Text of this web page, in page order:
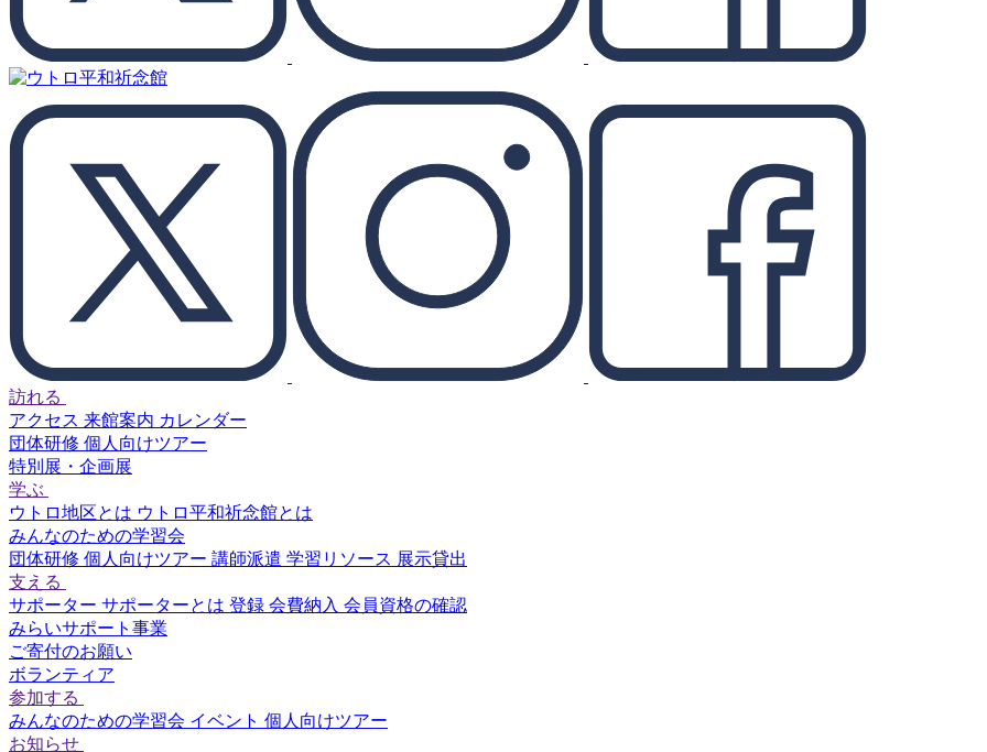
訪れる
アクセス 来館案内 カレンダー
団体研修 個人向けツアー
特別展・企画展
学ぶ
ウトロ地区とは ウトロ平和祈念館とは
みんなのための学習会
団体研修 個人向けツアー 講師派遣 学習リソース 展示貸出
支える
サポーター サポーターとは 登録 会費納入 会員資格の確認
みらいサポート事業
ご寄付のお願い
ボランティア
参加する
みんなのための学習会 イベント 個人向けツアー
お知らせ